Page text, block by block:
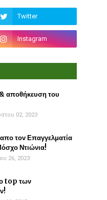
αποθήκευση του
02, 2023
τον Επαγγελματία
Ντιώνια!
26, 2023
top των